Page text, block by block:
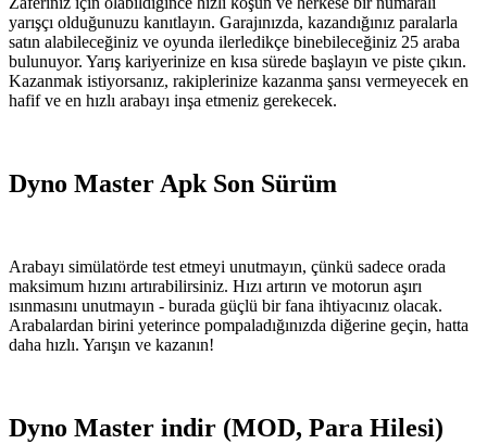
yarışçı olduğunuzu kanıtlayın. Garajınızda, kazandığınız paralarla
satın alabileceğiniz ve oyunda ilerledikçe binebileceğiniz 25 araba
bulunuyor. Yarış kariyerinize en kısa sürede başlayın ve piste çıkın.
Kazanmak istiyorsanız, rakiplerinize kazanma şansı vermeyecek en
hafif ve en hızlı arabayı inşa etmeniz gerekecek.
Dyno Master Apk Son Sürüm
Arabayı simülatörde test etmeyi unutmayın, çünkü sadece orada
maksimum hızını artırabilirsiniz. Hızı artırın ve motorun aşırı
ısınmasını unutmayın - burada güçlü bir fana ihtiyacınız olacak.
Arabalardan birini yeterince pompaladığınızda diğerine geçin, hatta
daha hızlı. Yarışın ve kazanın!
Dyno Master indir (MOD, Para Hilesi)